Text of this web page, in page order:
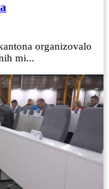
organizovalo
mi...